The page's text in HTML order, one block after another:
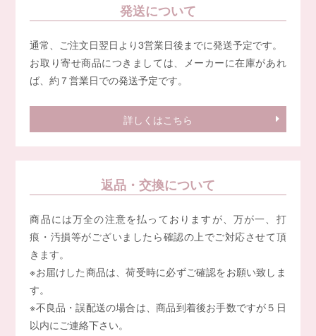
発送について
通常、ご注文日翌日より3営業日後までに発送予定です。
お取り寄せ商品につきましては、メーカーに在庫があれ
ば、約７営業日での発送予定です。
詳しくはこちら
返品・交換について
商品には万全の注意を払っておりますが、万が一、打
痕・汚損等がございましたら確認の上でご対応させて頂
きます。
※お届けした商品は、荷受時に必ずご確認をお願い致しま
す。
※不良品・誤配送の場合は、商品到着後お手数ですが５日
以内にご連絡下さい。